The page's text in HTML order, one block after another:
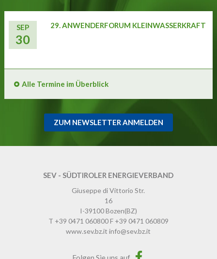
SEP
30
29. ANWENDERFORUM KLEINWASSERKRAFT
Alle Termine im Überblick
ZUM NEWSLETTER ANMELDEN
SEV - SÜDTIROLER ENERGIEVERBAND
Giuseppe di Vittorio Str.
16
I-39100Bozen(BZ)
T +39 0471 060800F +39 0471 060809
www.sev.bz.it info@sev.bz.it